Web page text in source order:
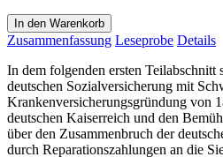
In den Warenkorb
Zusammenfassung Leseprobe Details
In dem folgenden ersten Teilabschnitt
deutschen Sozialversicherung mit
Krankenversicherungsgründung von
deutschen Kaiserreich und den
über den Zusammenbruch der
durch Reparationszahlungen an die